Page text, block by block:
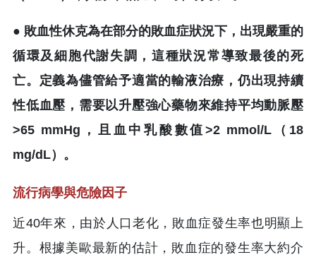
● 敗血性休克為在部分的敗血症狀況下，出現嚴重的
循環及細胞代謝失調，這種狀況常導致最後的死
亡。定義為儘管給予適當的輸液治療，仍出現持續
性低血壓，需要以升壓強心藥物來維持平均動脈壓
>65 mmHg，且血中乳酸數值>2 mmol/L（18
mg/dL）。
流行病學與危險因子
近40年來，由於人口老化，敗血症發生率也明顯上
升。根據美歐最新的估計，敗血症的發生率大約介